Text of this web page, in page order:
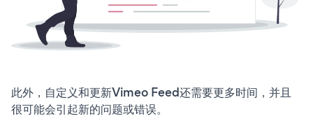
此外，自定义和更新Vimeo Feed还需要更多时间，并且
很可能会引起新的问题或错误。